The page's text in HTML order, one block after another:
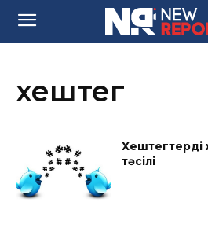
хештег
Хештегтерді
тәсілі